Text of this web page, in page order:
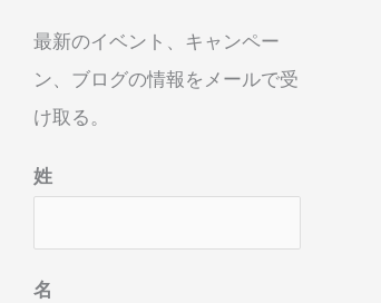
最新のイベント、キャンペー
ン、ブログの情報をメールで受
け取る。
姓
名